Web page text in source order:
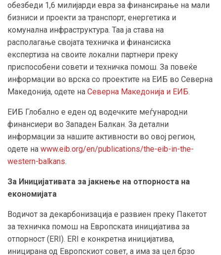
обезбеди 1,6 милијарди евра за финансирање на мали
бизниси и проекти за транспорт, енергетика и
комунална инфраструктура. Таа ја става на
располагање својата техничка и финансиска
експертиза на своите локални партнери преку
приспособени совети и техничка помош. За повеќе
информации во врска со проектите на ЕИБ во Северна
Македонија, одете на Северна Македонија и ЕИБ.
ЕИБ Глобално е еден од водечките меѓународни
финансиери во Западен Балкан. За детални
информации за нашите активности во овој регион,
одете на www.eib.org/en/publications/the-eib-in-the-
western-balkans.
За Иницијативата за јакнење на отпорноста на
економијата
Водичот за декарбонизација е развиен преку Пакетот
за техничка помош на Европската иницијатива за
отпорност (ERI). ERΙ е конкретна иницијатива,
иницирана од Европскиот совет, а има за цел брзо